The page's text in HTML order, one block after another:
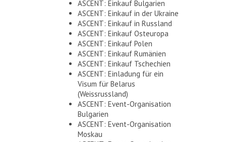
ASCENT: Einkauf Bulgarien
ASCENT: Einkauf in der Ukraine
ASCENT: Einkauf in Russland
ASCENT: Einkauf Osteuropa
ASCENT: Einkauf Polen
ASCENT: Einkauf Rumänien
ASCENT: Einkauf Tschechien
ASCENT: Einladung für ein
Visum für Belarus
(Weissrussland)
ASCENT: Event-Organisation
Bulgarien
ASCENT: Event-Organisation
Moskau